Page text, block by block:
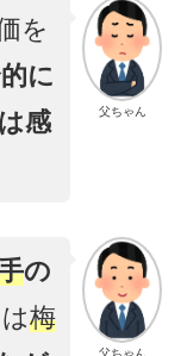
父ちゃん
を
に
感
父ちゃん
の
梅